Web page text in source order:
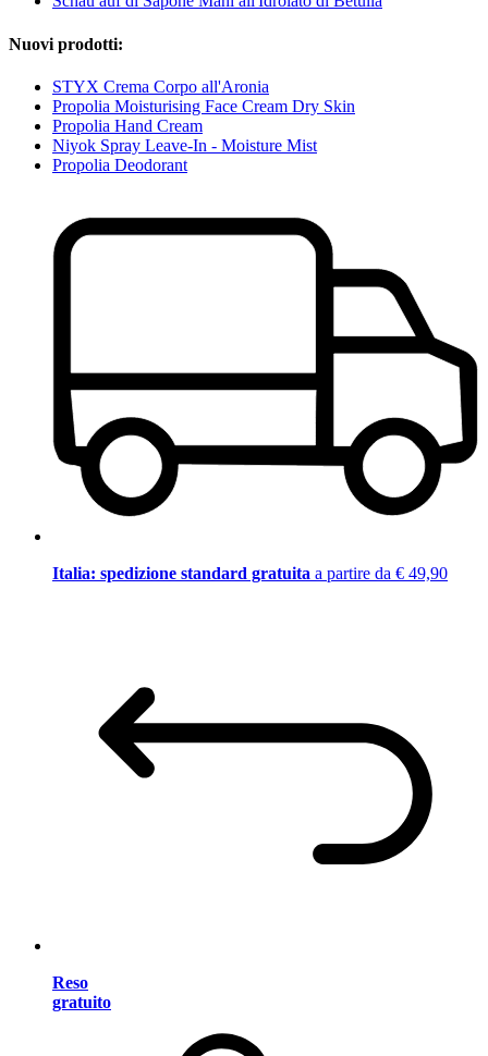
Nuovi prodotti:
STYX Crema Corpo all'Aronia
Propolia Moisturising Face Cream Dry Skin
Propolia Hand Cream
Niyok Spray Leave-In - Moisture Mist
Propolia Deodorant
Italia: spedizione standard gratuita a partire da € 49,90
Reso
gratuito